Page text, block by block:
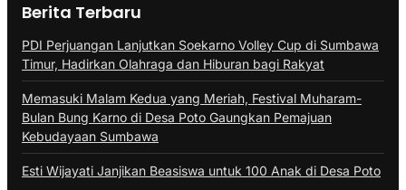
Berita Terbaru
PDI Perjuangan Lanjutkan Soekarno Volley Cup di Sumbawa
Timur, Hadirkan Olahraga dan Hiburan bagi Rakyat
Memasuki Malam Kedua yang Meriah, Festival Muharam-
Bulan Bung Karno di Desa Poto Gaungkan Pemajuan
Kebudayaan Sumbawa
Esti Wijayati Janjikan Beasiswa untuk 100 Anak di Desa Poto